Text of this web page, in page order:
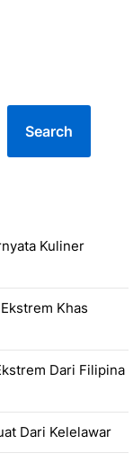
Search
Kuliner
Khas
Dari Filipina
Dari Kelelawar